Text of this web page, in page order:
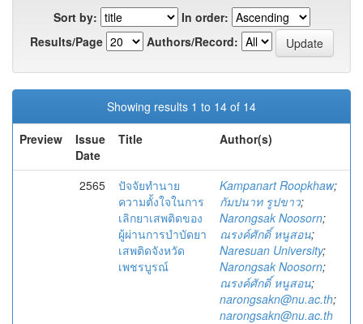
Sort by:
In order:
Results/Page
Authors/Record:
Showing results 1 to 14 of 14
Preview
Issue
Date
Title Author(s)
2565
ปัจจัยทำนาย
ความตั้งใจในการ
เลิกยาเสพติดของ
ผู้ผ่านการบำบัดยา
เสพติดจังหวัด
เพชรบูรณ์
Kampanart Roopkhaw;
กัมปนาท รูปขาว;
Narongsak Noosorn;
ณรงค์ศักดิ์ หนูสอน;
Naresuan University;
Narongsak Noosorn;
ณรงค์ศักดิ์ หนูสอน;
narongsakn@nu.ac.th;
narongsakn@nu.ac.th